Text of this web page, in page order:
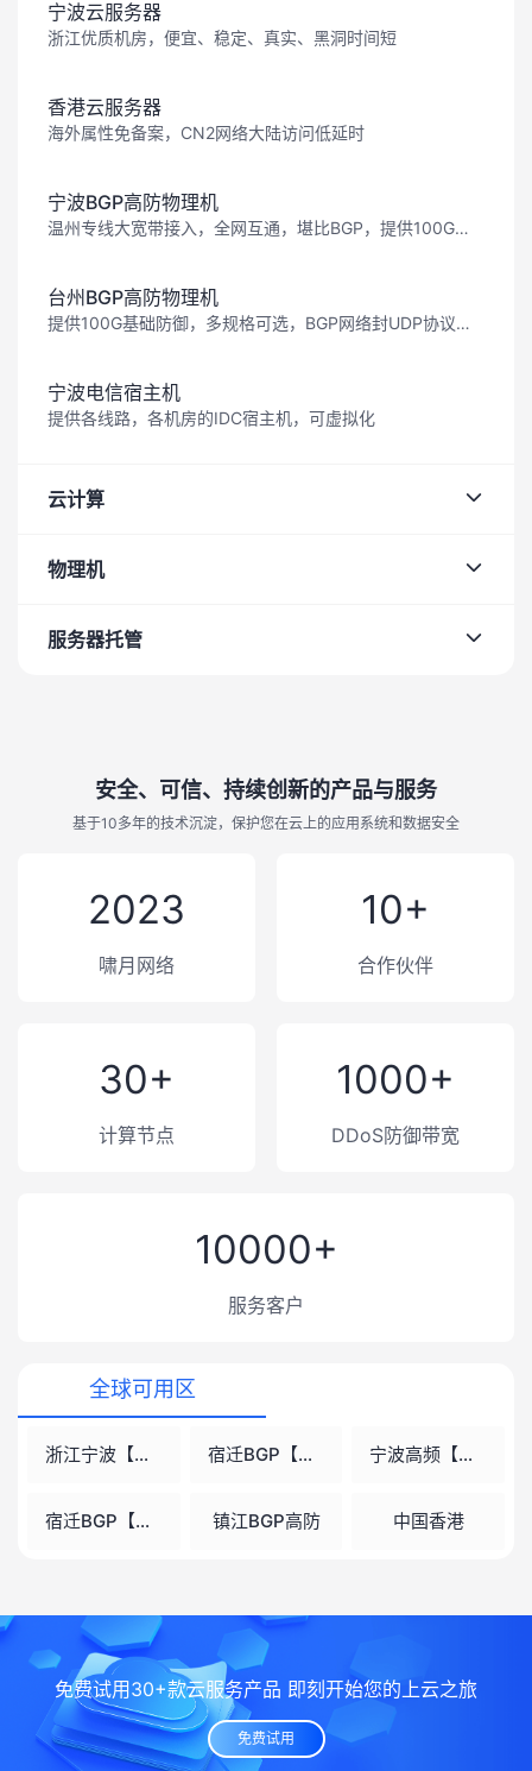
宁波云服务器
浙江优质机房，便宜、稳定、真实、黑洞时间短
香港云服务器
海外属性免备案，CN2网络大陆访问低延时
宁波BGP高防物理机
温州专线大宽带接入，全网互通，堪比BGP，提供100G基础防御高防线路
台州BGP高防物理机
提供100G基础防御，多规格可选，BGP网络封UDP协议，无视UDP攻击，封海外，可定制T级防护，接入安全卫士系统。
宁波电信宿主机
提供各线路，各机房的IDC宿主机，可虚拟化
云计算
物理机
服务器托管
安全、可信、持续创新的产品与服务
基于10多年的技术沉淀，保护您在云上的应用系统和数据安全
2023
啸月网络
10+
合作伙伴
30+
计算节点
1000+
DDoS防御带宽
10000+
服务客户
全球可用区
浙江宁波【推荐】 宿迁BGP【高防】 宁波高频【高频-高性能】
宿迁BGP【高频-高性能】 镇江BGP高防 中国香港
免费试用30+款云服务产品 即刻开始您的上云之旅
免费试用